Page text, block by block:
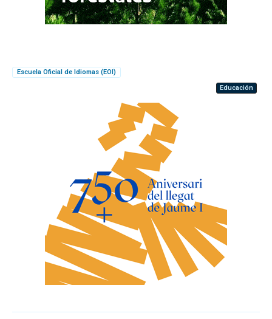
Escuela Oficial de Idiomas (EOI)
Educación